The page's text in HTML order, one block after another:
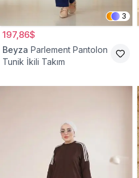
3
197,86$
Beyza Parlement Pantolon
Tunik İkili Takım